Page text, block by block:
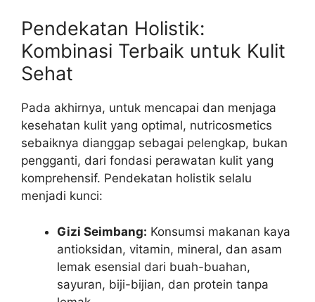
Pendekatan Holistik:
Kombinasi Terbaik untuk Kulit
Sehat
Pada akhirnya, untuk mencapai dan menjaga
kesehatan kulit yang optimal, nutricosmetics
sebaiknya dianggap sebagai pelengkap, bukan
pengganti, dari fondasi perawatan kulit yang
komprehensif. Pendekatan holistik selalu
menjadi kunci:
Gizi Seimbang: Konsumsi makanan kaya
antioksidan, vitamin, mineral, dan asam
lemak esensial dari buah-buahan,
sayuran, biji-bijian, dan protein tanpa